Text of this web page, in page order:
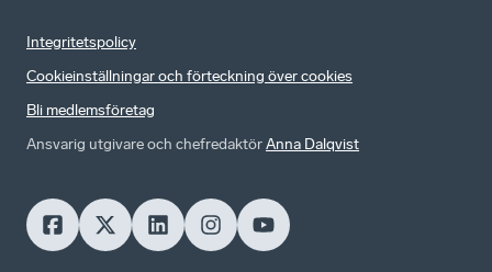
Integritetspolicy
Cookieinställningar och förteckning över cookies
Bli medlemsföretag
Ansvarig utgivare och chefredaktörAnna Dalqvist